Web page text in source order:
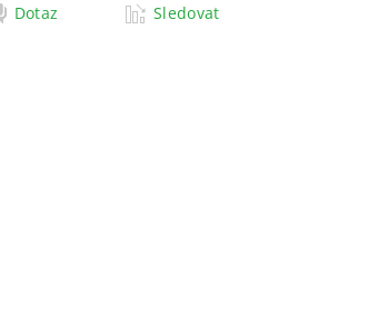
Dotaz Sledovat